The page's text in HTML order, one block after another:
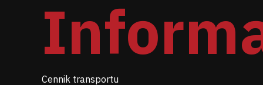
Cennik transportu